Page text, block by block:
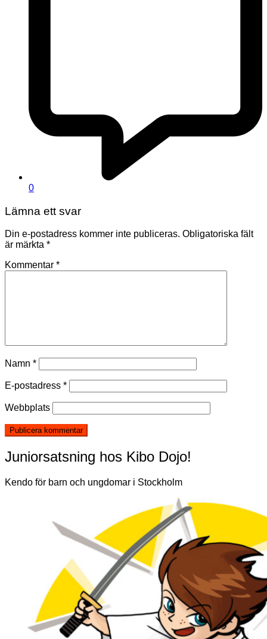
0
Lämna ett svar
Din e-postadress kommer inte publiceras. Obligatoriska fält
är märkta *
Kommentar *
Namn *
E-postadress *
Webbplats
Juniorsatsning hos Kibo Dojo!
Kendo för barn och ungdomar i Stockholm